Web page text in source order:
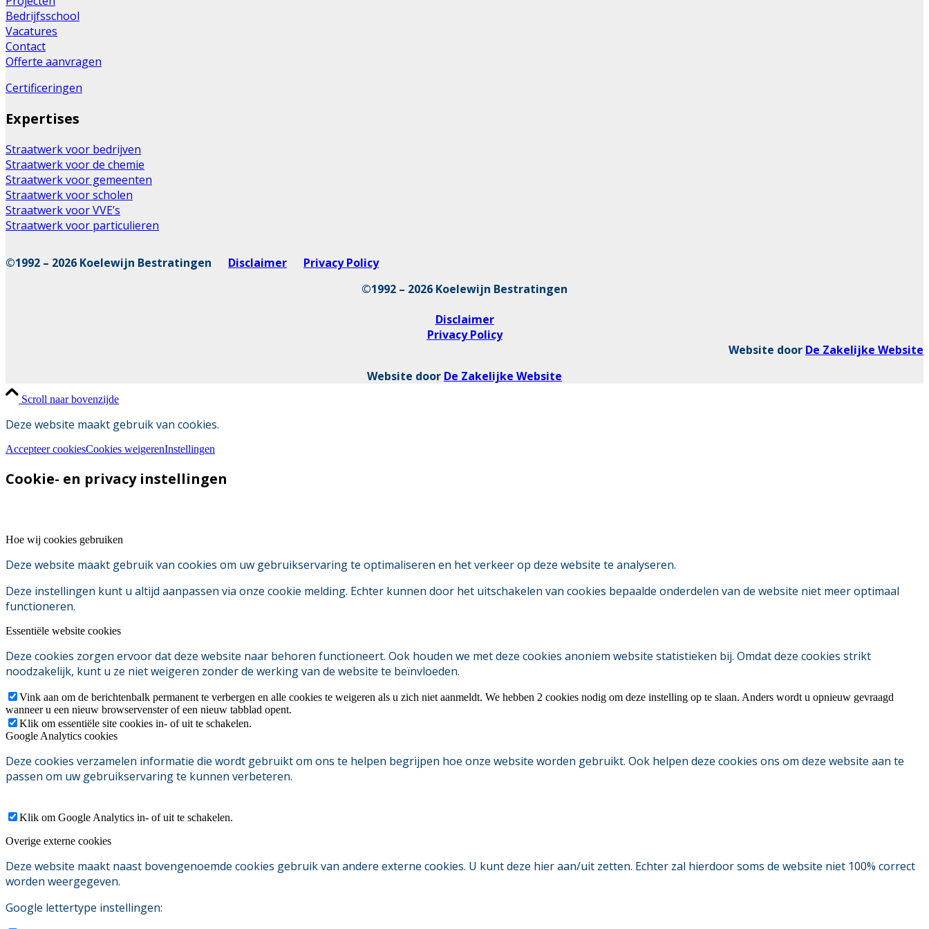
Bedrijfsschool
Vacatures
Contact
Offerte aanvragen
Certificeringen
Expertises
Straatwerk voor bedrijven
Straatwerk voor de chemie
Straatwerk voor gemeenten
Straatwerk voor scholen
Straatwerk voor VVE’s
Straatwerk voor particulieren
©1992 – 2026 Koelewijn Bestratingen Disclaimer
Privacy Policy
©1992 – 2026 Koelewijn Bestratingen
Disclaimer
Privacy Policy
Website door De Zakelijke Website
Website door De Zakelijke Website
Scroll naar bovenzijde
Deze website maakt gebruik van cookies.
Accepteer cookiesCookies weigerenInstellingen
Cookie- en privacy instellingen
Hoe wij cookies gebruiken
Deze website maakt gebruik van cookies om uw gebruikservaring te optimaliseren en het verkeer op deze website te analyseren.
Deze instellingen kunt u altijd aanpassen via onze cookie melding. Echter kunnen door het uitschakelen van cookies bepaalde onderdelen van de website niet meer optimaal
functioneren.
Essentiële website cookies
Deze cookies zorgen ervoor dat deze website naar behoren functioneert. Ook houden we met deze cookies anoniem website statistieken bij. Omdat deze cookies strikt
noodzakelijk, kunt u ze niet weigeren zonder de werking van de website te beïnvloeden.
Vink aan om de berichtenbalk permanent te verbergen en alle cookies te weigeren als u zich niet aanmeldt. We hebben 2 cookies nodig om deze instelling op te slaan. Anders wordt u opnieuw gevraagd
wanneer u een nieuw browservenster of een nieuw tabblad opent.
Klik om essentiële site cookies in- of uit te schakelen.
Google Analytics cookies
Deze cookies verzamelen informatie die wordt gebruikt om ons te helpen begrijpen hoe onze website worden gebruikt. Ook helpen deze cookies ons om deze website aan te
passen om uw gebruikservaring te kunnen verbeteren.
Klik om Google Analytics in- of uit te schakelen.
Overige externe cookies
Deze website maakt naast bovengenoemde cookies gebruik van andere externe cookies. U kunt deze hier aan/uit zetten. Echter zal hierdoor soms de website niet 100% correct
worden weergegeven.
Google lettertype instellingen: